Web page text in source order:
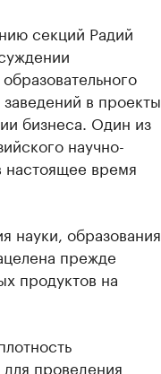
секций Радий
в проекты
бизнеса. Один из
научно-
настоящее время
науки, образования
прежде
продуктов на
проведения